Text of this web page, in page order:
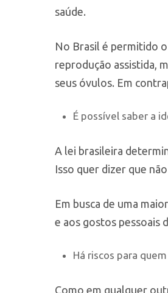
saúde.
No Brasil é permitido
reprodução assistida,
seus óvulos. Em
É possível saber a
A lei brasileira
Isso quer dizer que
Em busca de uma
e aos gostos pessoais
Há riscos para
Como em qualquer